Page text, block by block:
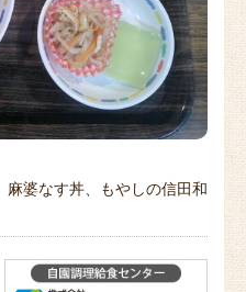
婆なす丼、もやしの信田和